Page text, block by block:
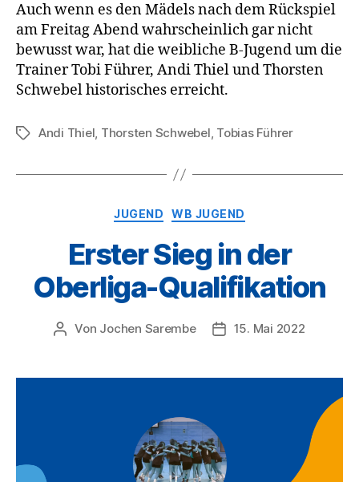
Auch wenn es den Mädels nach dem Rückspiel
am Freitag Abend wahrscheinlich gar nicht
bewusst war, hat die weibliche B-Jugend um die
Trainer Tobi Führer, Andi Thiel und Thorsten
Schwebel historisches erreicht.
Schlagwörter
Andi Thiel, Thorsten Schwebel, Tobias Führer
Kategorien
JUGEND WB JUGEND
Erster Sieg in der
Oberliga-Qualifikation
Beitragsautor
Von Jochen Sarembe Veröffentlichungsdatum
15. Mai 2022